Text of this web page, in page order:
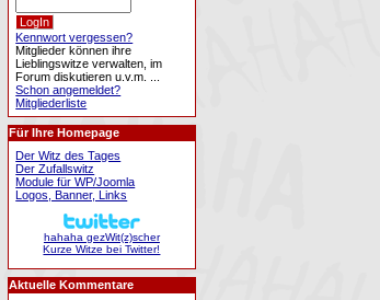
Kennwort vergessen?
Mitglieder können ihre
Lieblingswitze verwalten, im
Forum diskutieren u.v.m. ...
Schon angemeldet?
Mitgliederliste
Für Ihre Homepage
Der Witz des Tages
Der Zufallswitz
Module für WP/Joomla
Logos, Banner, Links
hahaha gezWit(z)scher
Kurze Witze bei Twitter!
Aktuelle Kommentare